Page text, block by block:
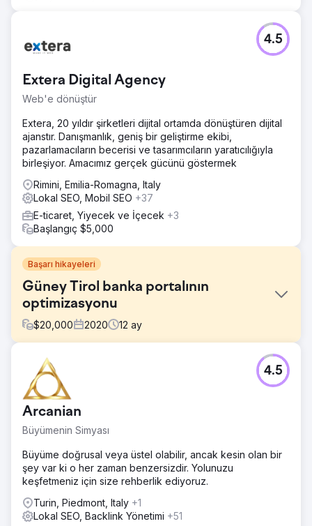
Extera Digital Agency
Web'e dönüştür
4.5
Extera, 20 yıldır şirketleri dijital ortamda dönüştüren dijital
ajanstır. Danışmanlık, geniş bir geliştirme ekibi,
pazarlamacıların becerisi ve tasarımcıların yaratıcılığıyla
birleşiyor. Amacımız gerçek gücünü göstermek
Rimini, Emilia-Romagna, Italy
Lokal SEO, Mobil SEO +37
E-ticaret, Yiyecek ve İçecek +3
Başlangıç $5,000
Başarı hikayeleri
Güney Tirol banka portalının
optimizasyonu
$20,000 2020 12 ay
Meydan Okuma
İtalya'nın en büyük on beş bankasından biri olan
Volksbank'ın görünürlüğünü artırması ve en yüksek sayıda
dönüşümü elde etmesi gerekiyordu.
Natural index, özellikle anahtar kelime konumlandırma
konusunda iyileştirme fırsatlarını belirlemek için Volksbank
portalının bir analizini gerçekleştirdi. Ana rakipler
tarafından hangi anahtar kelimelerin ihmal edildiğini
belirleyerek nerede boşluklar olduğunu ve nerede
büyüme potansiyeli olduğunu anlamaya çalıştık.
Sonuç
Arcanian
Büyümenin Simyası
4.5
Büyüme doğrusal veya üstel olabilir, ancak kesin olan bir
şey var ki o her zaman benzersizdir. Yolunuzu
keşfetmeniz için size rehberlik ediyoruz.
Turin, Piedmont, Italy +1
Lokal SEO, Backlink Yönetimi +51